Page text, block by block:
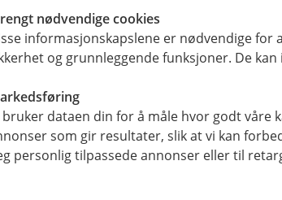
ledelse
nødvendige cookies
informasjonskapslene er nødvendige
og grunnleggende funksjoner. De kan
bruker dataen din for å måle hvor godt våre
som gir resultater, slik at vi kan
personlig tilpassede annonser eller til